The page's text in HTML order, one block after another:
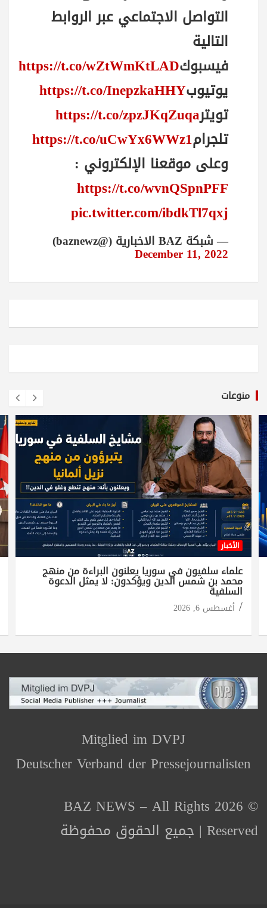
التواصل الاجتماعي عبر الروابط
التالية
فيسبوكhttps://t.co/wZtWmKtLAD
يوتيوبhttps://t.co/InepzkaHHY
تويترhttps://t.co/zpzJKqZuqa
تلجرامhttps://t.co/uCwYx6WWz1
وعلى موقعنا الإلكتروني :
https://t.co/wvnQSpnPFF
pic.twitter.com/ibdkTl7qxj
— شبكة BAZ الاخبارية (@baznewz)
December 11, 2022
منوعات
الأخبار
علماء سلفيون في سوريا يعلنون البراءة من منهج
محمد بن شمس الدين ويؤكدون: لا يمثل الدعوة
السلفية
أغسطس 6, 2026
Mitglied im DVPJ
Deutscher Verband der Pressejournalisten
© 2026 BAZ NEWS – All Rights
Reserved | جميع الحقوق محفوظة